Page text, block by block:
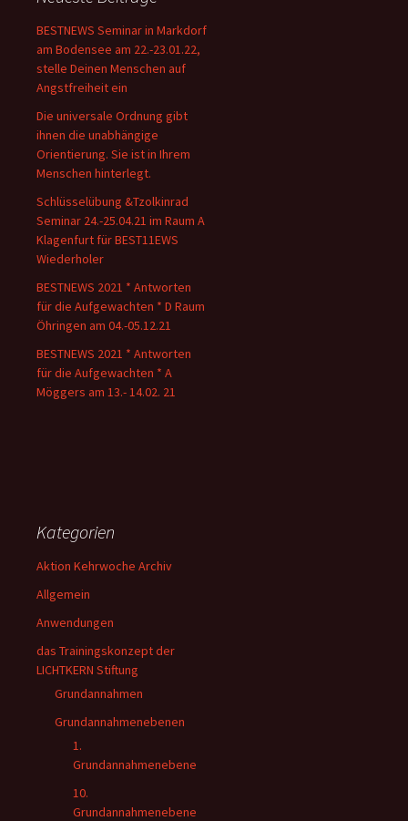
BESTNEWS Seminar in Markdorf
am Bodensee am 22.-23.01.22,
stelle Deinen Menschen auf
Angstfreiheit ein
Die universale Ordnung gibt
ihnen die unabhängige
Orientierung. Sie ist in Ihrem
Menschen hinterlegt.
Schlüsselübung &Tzolkinrad
Seminar 24.-25.04.21 im Raum A
Klagenfurt für BEST11EWS
Wiederholer
BESTNEWS 2021 * Antworten
für die Aufgewachten * D Raum
Öhringen am 04.-05.12.21
BESTNEWS 2021 * Antworten
für die Aufgewachten * A
Möggers am 13.- 14.02. 21
Kategorien
Aktion Kehrwoche Archiv
Allgemein
Anwendungen
das Trainingskonzept der
LICHTKERN Stiftung
Grundannahmen
Grundannahmenebenen
1.
Grundannahmenebene
10.
Grundannahmenebene